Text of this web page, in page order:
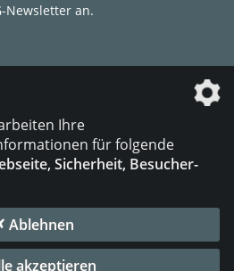
Newsletter an.
ist ein Unternehmen der
DVS Media GmbH
Ihre
für folgende
Sicherheit, Besucher-
Ablehnen
akzeptieren